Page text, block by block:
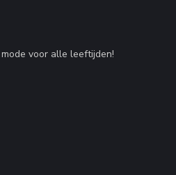
voor alle leeftijden!